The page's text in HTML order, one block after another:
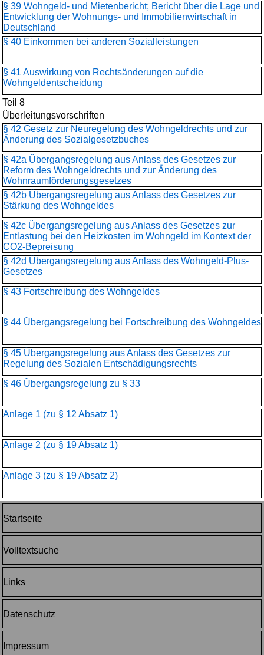
§ 39 Wohngeld- und Mietenbericht; Bericht über die Lage und
Entwicklung der Wohnungs- und Immobilienwirtschaft in
Deutschland
§ 40 Einkommen bei anderen Sozialleistungen
§ 41 Auswirkung von Rechtsänderungen auf die
Wohngeldentscheidung
Teil 8
Überleitungsvorschriften
§ 42 Gesetz zur Neuregelung des Wohngeldrechts und zur
Änderung des Sozialgesetzbuches
§ 42a Übergangsregelung aus Anlass des Gesetzes zur
Reform des Wohngeldrechts und zur Änderung des
Wohnraumförderungsgesetzes
§ 42b Übergangsregelung aus Anlass des Gesetzes zur
Stärkung des Wohngeldes
§ 42c Übergangsregelung aus Anlass des Gesetzes zur
Entlastung bei den Heizkosten im Wohngeld im Kontext der
CO2-Bepreisung
§ 42d Übergangsregelung aus Anlass des Wohngeld-Plus-
Gesetzes
§ 43 Fortschreibung des Wohngeldes
§ 44 Übergangsregelung bei Fortschreibung des Wohngeldes
§ 45 Übergangsregelung aus Anlass des Gesetzes zur
Regelung des Sozialen Entschädigungsrechts
§ 46 Übergangsregelung zu § 33
Anlage 1 (zu § 12 Absatz 1)
Anlage 2 (zu § 19 Absatz 1)
Anlage 3 (zu § 19 Absatz 2)
Startseite
Volltextsuche
Links
Datenschutz
Impressum